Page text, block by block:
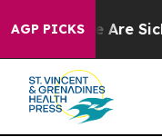
AGP PICKS
“People Are Sick